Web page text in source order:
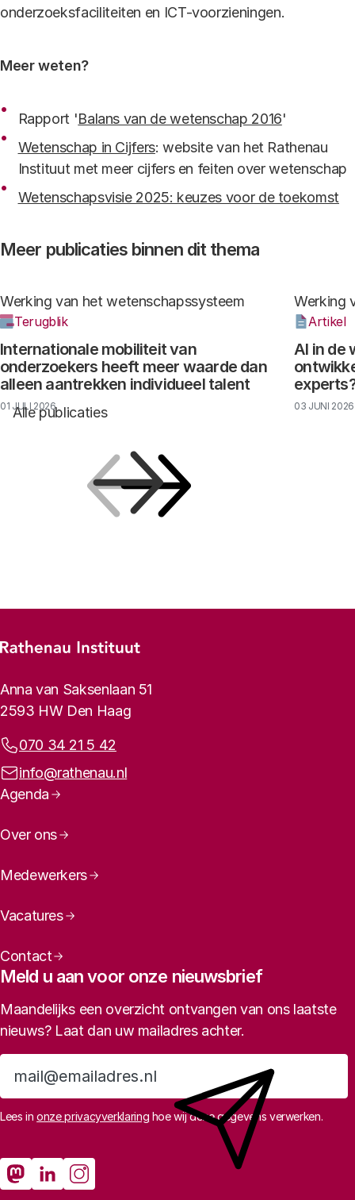
onderzoeksfaciliteiten en ICT-voorzieningen.
Meer weten?
Rapport 'Balans van de wetenschap 2016'
Wetenschap in Cijfers: website van het Rathenau
Instituut met meer cijfers en feiten over wetenschap
Wetenschapsvisie 2025: keuzes voor de toekomst
Meer publicaties binnen dit thema
Alle publicaties
Internationale mobiliteit van
onderzoekers heeft meer waarde dan
alleen aantrekken individueel talent
Werking van het wetenschapssysteem
Terugblik
01 JULI 2026
AI in de
Werking
Artikel
03 JUNI 2026
Footer-menu
Rathenau logo, naar de homepage
Contactinformatie
Anna van Saksenlaan 51
2593 HW Den Haag
Telefoonnummer:
070 34 21 5 42
E-mailadres:
info@rathenau.nl
Paginanavigatie
Agenda
Over ons
Medewerkers
Vacatures
Contact
Meld u aan voor onze nieuwsbrief
Maandelijks een overzicht ontvangen van ons laatste
nieuws? Laat dan uw mailadres achter.
Aanmelden
Lees inonze privacyverklaring hoe wij deze gegevens verwerken.
Sociale media
Rathenau Mastodon
Rathenau LinkedIn
Rathenau Instagram